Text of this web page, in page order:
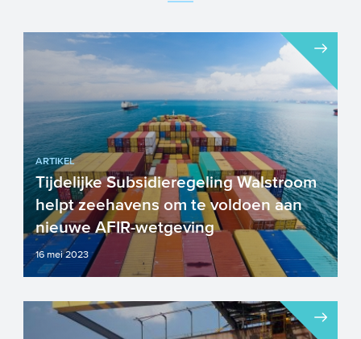
ARTIKEL
Tijdelijke Subsidieregeling Walstroom
helpt zeehavens om te voldoen aan
nieuwe AFIR-wetgeving
16 mei 2023
De Europese Commissie en de Europese
Raad hebben een politiek akkoord bereikt